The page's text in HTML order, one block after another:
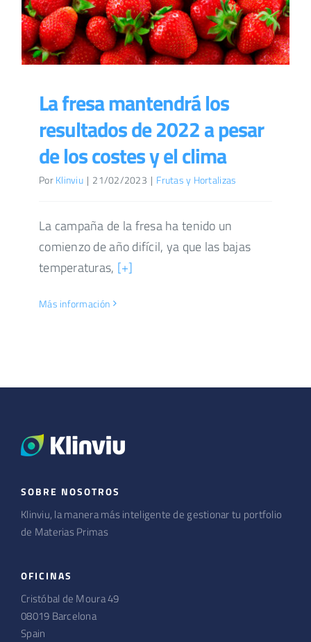
La fresa mantendrá los
resultados de 2022 a pesar
de los costes y el clima
PorKlinviu | 21/02/2023 | Frutas y Hortalizas
La campaña de la fresa ha tenido un
comienzo de año difícil, ya que las bajas
temperaturas, [+]
Más información
SOBRE NOSOTROS
Klinviu, la manera más inteligente de gestionar tu portfolio
de Materias Primas
OFICINAS
Cristóbal de Moura 49
08019 Barcelona
Spain